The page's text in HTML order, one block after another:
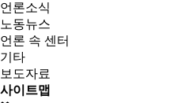
언론소식
노동뉴스
언론 속 센터
기타
보도자료
사이트맵